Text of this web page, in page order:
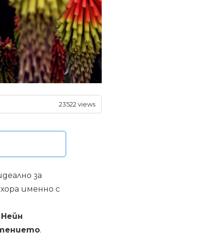
23522 views
за
именно с
.